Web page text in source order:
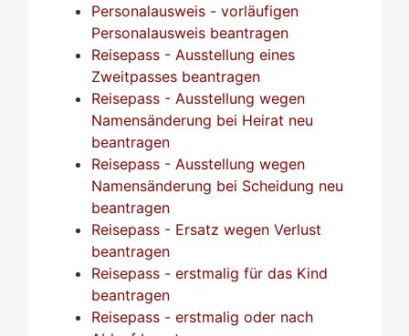
Personalausweis - vorläufigen
Personalausweis beantragen
Reisepass - Ausstellung eines
Zweitpasses beantragen
Reisepass - Ausstellung wegen
Namensänderung bei Heirat neu
beantragen
Reisepass - Ausstellung wegen
Namensänderung bei Scheidung neu
beantragen
Reisepass - Ersatz wegen Verlust
beantragen
Reisepass - erstmalig für das Kind
beantragen
Reisepass - erstmalig oder nach